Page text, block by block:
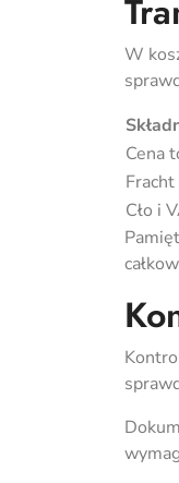
W
Cena
Cło i